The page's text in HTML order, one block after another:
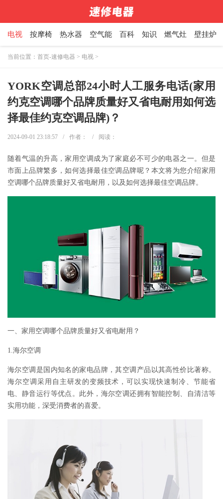
电视 按摩椅 热水器 空气能 百科 知识 燃气灶 壁挂炉
当前位置： 首页-速修电器 > 电视 >
YORK空调总部24小时人工服务电话(家用
约克空调哪个品牌质量好又省电耐用如何选
择最佳约克空调品牌)？
2024-09-01 23:18:57 / 作者： / 阅读：
随着气温的升高，家用空调成为了家庭必不可少的电器之一。但是
市面上品牌繁多，如何选择最佳空调品牌呢？本文将为您介绍家用
空调哪个品牌质量好又省电耐用，以及如何选择最佳空调品牌。
一、家用空调哪个品牌质量好又省电耐用？
1.海尔空调
海尔空调是国内知名的家电品牌，其空调产品以其高性价比著称。
海尔空调采用自主研发的变频技术，可以实现快速制冷、节能省
电、静音运行等优点。此外，海尔空调还拥有智能控制、自清洁等
实用功能，深受消费者的喜爱。